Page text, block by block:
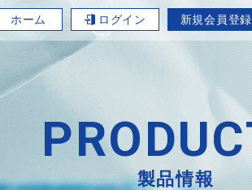
ログイン 新規会員登録
ホーム
製品情報